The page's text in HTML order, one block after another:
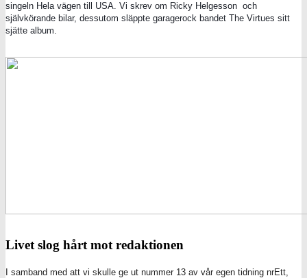
singeln Hela vägen till USA. Vi skrev om Ricky Helgesson och
självkörande bilar, dessutom släppte garagerock bandet The Virtues sitt
sjätte album.
Livet slog hårt mot redaktionen
I samband med att vi skulle ge ut nummer 13 av vår egen tidning nrEtt,